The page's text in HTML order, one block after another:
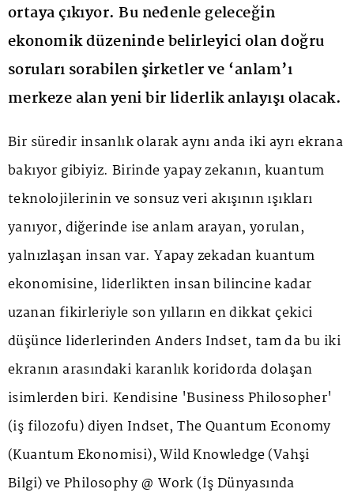
ortaya çıkıyor. Bu nedenle geleceğin
ekonomik düzeninde belirleyici olan doğru
soruları sorabilen şirketler ve ‘anlam’ı
merkeze alan yeni bir liderlik anlayışı olacak.
Bir süredir insanlık olarak aynı anda iki ayrı ekrana
bakıyor gibiyiz. Birinde yapay zekanın, kuantum
teknolojilerinin ve sonsuz veri akışının ışıkları
yanıyor, diğerinde ise anlam arayan, yorulan,
yalnızlaşan insan var. Yapay zekadan kuantum
ekonomisine, liderlikten insan bilincine kadar
uzanan fikirleriyle son yılların en dikkat çekici
düşünce liderlerinden Anders Indset, tam da bu iki
ekranın arasındaki karanlık koridorda dolaşan
isimlerden biri. Kendisine 'Business Philosopher'
(iş filozofu) diyen Indset, The Quantum Economy
(Kuantum Ekonomisi), Wild Knowledge (Vahşi
Bilgi) ve Philosophy @ Work (İş Dünyasında